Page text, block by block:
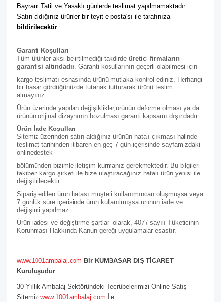
Bayram Tatil ve Yasaklı günlerde teslimat yapılmamaktadır.
bildirilecektir
Garanti Koşulları
Tüm ürünler aksi belirtilmediği takdirde üretici firmaların
garantisi altındadır . Garanti koşullarının geçerli olabilmesi için
kargo teslimatı esnasında ürünü mutlaka kontrol ediniz. Herhangi
bir hasar gördüğünüzde tutanak tutturarak ürünü teslim
almayınız.
Ürün üzerinde yapılan değişiklikler,ürünün deforme olması ya da
ürünün orijinal dizaynının bozulması garanti kapsamı dışındadır.
Ürün İade Koşulları
Sitemiz üzerinden satın aldığınız ürünün hatalı çıkması halinde
teslimat tarihinden itibaren en geç 7 gün içerisinde sayfamızdaki
onlinedestek
bölümünden bizimle iletişim kurmanız gerekmektedir. Bu bilgileri
takiben kargo şirketi ile bize ulaştıracağınız hatalı ürün yenisi ile
değiştirilecektir.
Sipariş edilen ürün hatası müşteri kullanımından oluşmuşsa veya
7 günlük süre içerisinde ürün kullanılmışsa ürünün iade ve
değişimi yapılmaz.
Ürün iadesi ve değiştirme şartları olarak, 4077 sayılı Tüketicinin
Korunması Hakkında Kanun gereği uygulamalar esastır.
www.1001ambalaj.com Bir KUMBASAR DIŞ TİCARET
Kuruluşudur
30 Yıllık Ambalaj Sektöründeki Tecrübelerimizi Online Satış
Sitemiz www.1001ambalaj.com İle